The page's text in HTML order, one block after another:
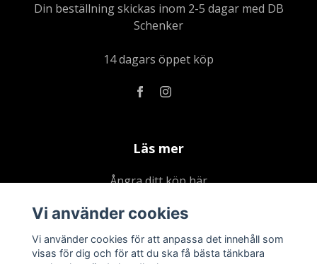
Din beställning skickas inom 2-5 dagar med DB
Schenker
14 dagars öppet köp
Läs mer
Ångra ditt köp här
Kontakta oss
Köpvillkor & integritetspolicy
Vi använder cookies
Vi använder cookies för att anpassa det innehåll som
visas för dig och för att du ska få bästa tänkbara